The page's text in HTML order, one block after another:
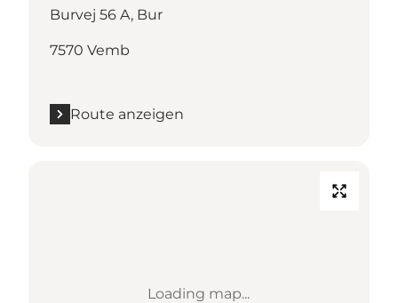
Burvej 56 A, Bur
7570 Vemb
Route anzeigen
Loading map...